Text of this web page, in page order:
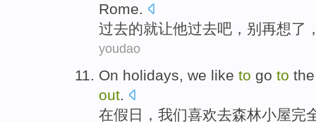
Rome.
过去的就让他过去吧，别再想了
youdao
On holidays, we like to go to
out.
在假日 ， 我们喜欢去森林小屋完